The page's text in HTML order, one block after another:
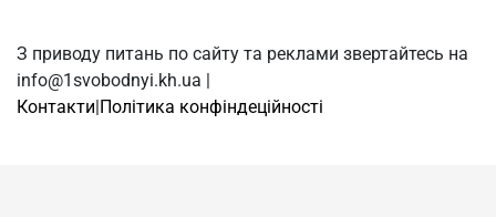
З приводу питань по сайту та реклами звертайтесь на
info@1svobodnyi.kh.ua |
Контакти|Політика конфіндеційності